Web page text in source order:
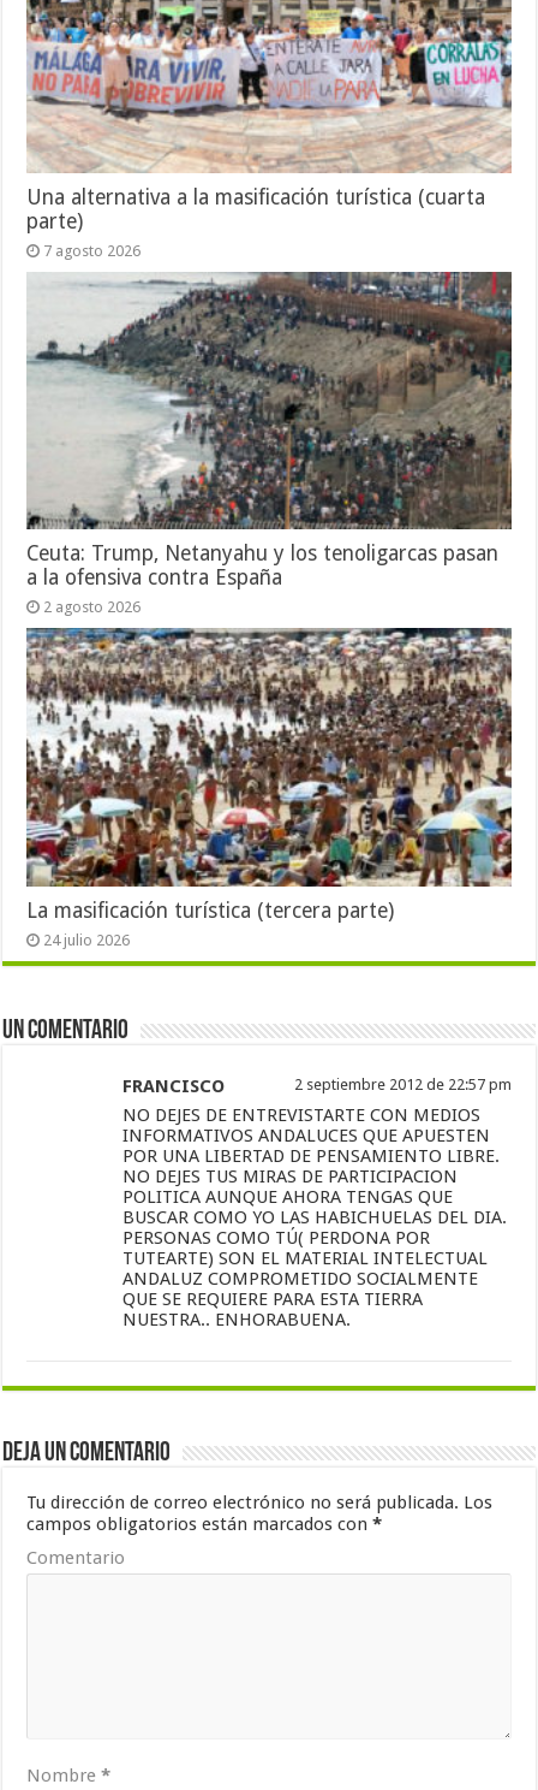
Una alternativa a la masificación turística (cuarta
parte)
7 agosto 2026
Ceuta: Trump, Netanyahu y los tenoligarcas pasan
a la ofensiva contra España
2 agosto 2026
La masificación turística (tercera parte)
24 julio 2026
Un comentario
FRANCISCO 2 septiembre 2012 de 22:57 pm
NO DEJES DE ENTREVISTARTE CON MEDIOS
INFORMATIVOS ANDALUCES QUE APUESTEN
POR UNA LIBERTAD DE PENSAMIENTO LIBRE.
NO DEJES TUS MIRAS DE PARTICIPACION
POLITICA AUNQUE AHORA TENGAS QUE
BUSCAR COMO YO LAS HABICHUELAS DEL DIA.
PERSONAS COMO TÚ( PERDONA POR
TUTEARTE) SON EL MATERIAL INTELECTUAL
ANDALUZ COMPROMETIDO SOCIALMENTE
QUE SE REQUIERE PARA ESTA TIERRA
NUESTRA.. ENHORABUENA.
Deja un comentario
Tu dirección de correo electrónico no será publicada. Los
campos obligatorios están marcados con*
Comentario
Nombre*